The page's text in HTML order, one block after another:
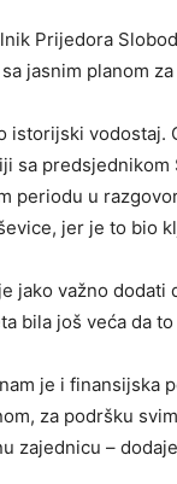
Prijedora
jasnim planom
istorijski vodostaj.
sa
periodu u
jer je to bio
jako važno
bila još veća da
je i finansijska
za podršku
zajednicu –